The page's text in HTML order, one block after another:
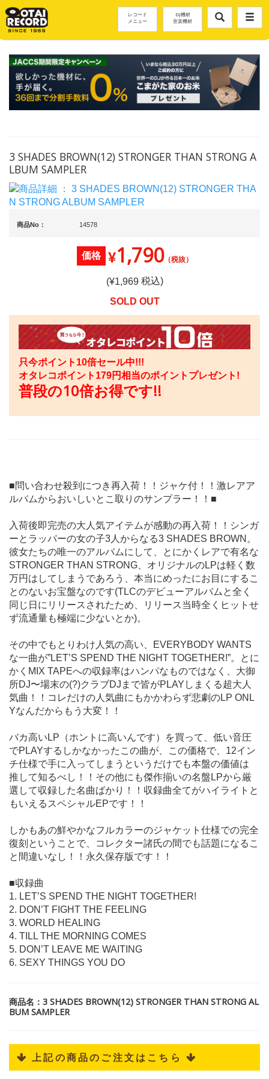
レコード
メニュー
DJ機材
音楽機材
3 SHADES BROWN(12) STRONGER THAN STRONG A
LBUM SAMPLER
商品No： 14578
価格 ¥1,790（税抜）
(¥1,969税込)
SOLD OUT
只今ポイント10倍セール中!!!
オタレコポイント 179円相当のポイントプレゼント!
普段の10倍お得です!!
■問い合わせ殺到につき再入荷！！ジャケ付！！激レアア
ルバムからおいしいとこ取りのサンプラー！！■
入荷後即完売の大人気アイテムが感動の再入荷！！シンガ
ーとラッパーの女の子3人からなる3 SHADES BROWN。
彼女たちの唯一のアルバムにして、とにかくレアで有名な
STRONGER THAN STRONG、オリジナルのLPは軽く数
万円はしてしまうであろう、本当にめったにお目にするこ
とのないお宝盤なのです(TLCのデビューアルバムと全く
同じ日にリリースされたため、リリース当時全くヒットせ
ず流通量も極端に少ないとか)。
その中でもとりわけ人気の高い、EVERYBODY WANTS
な一曲が”LET’S SPEND THE NIGHT TOGETHER!”。とに
かくMIX TAPEへの収録率はハンパなものではなく、大御
所DJ〜場末の(?)クラブDJまで皆がPLAYしまくる超大人
気曲！！コレだけの人気曲にもかかわらず悲劇のLP ONL
Yなんだからもう大変！！
バカ高いLP（ホントに高いんです）を買って、低い音圧
でPLAYするしかなかったこの曲が、この価格で、12イン
チ仕様で手に入ってしまうというだけでも本盤の価値は
推して知るべし！！その他にも傑作揃いの名盤LPから厳
選して収録した名曲ばかり！！収録曲全てがハイライトと
もいえるスペシャルEPです！！
しかもあの鮮やかなフルカラーのジャケット仕様での完全
復刻ということで、コレクター諸氏の間でも話題になるこ
と間違いなし！！永久保存版です！！
■収録曲
1. LET’S SPEND THE NIGHT TOGETHER!
2. DON’T FIGHT THE FEELING
3. WORLD HEALING
4. TILL THE MORNING COMES
5. DON’T LEAVE ME WAITING
6. SEXY THINGS YOU DO
商品名：3 SHADES BROWN(12) STRONGER THAN STRONG AL
BUM SAMPLER
 上記の商品のご注文はこちら 